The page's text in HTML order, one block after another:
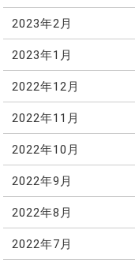
2023年2月
2023年1月
2022年12月
2022年11月
2022年10月
2022年9月
2022年8月
2022年7月